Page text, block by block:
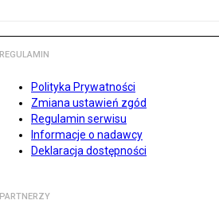
REGULAMIN
Polityka Prywatności
Zmiana ustawień zgód
Regulamin serwisu
Informacje o nadawcy
Deklaracja dostępności
PARTNERZY